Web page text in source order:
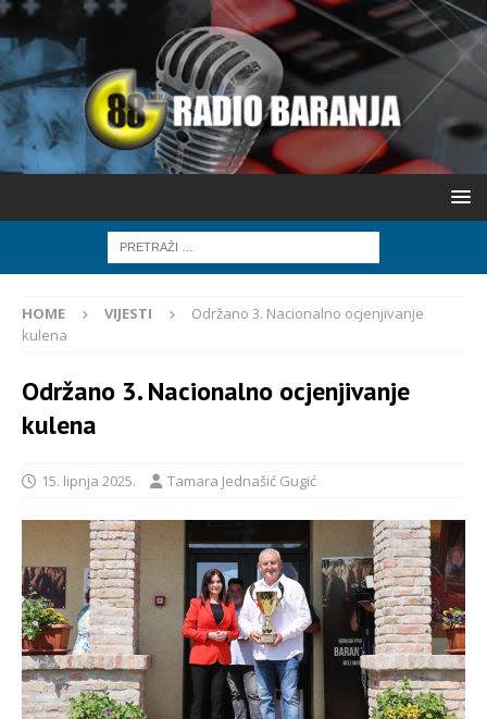
HOME VIJESTI
Održano 3. Nacionalno ocjenjivanje
kulena
Održano 3. Nacionalno ocjenjivanje
kulena
15. lipnja 2025. Tamara Jednašić Gugić